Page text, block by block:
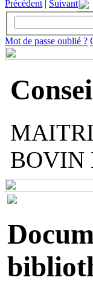
Précèdent | Suivant
Mot de passe oublié ?
BOVIN